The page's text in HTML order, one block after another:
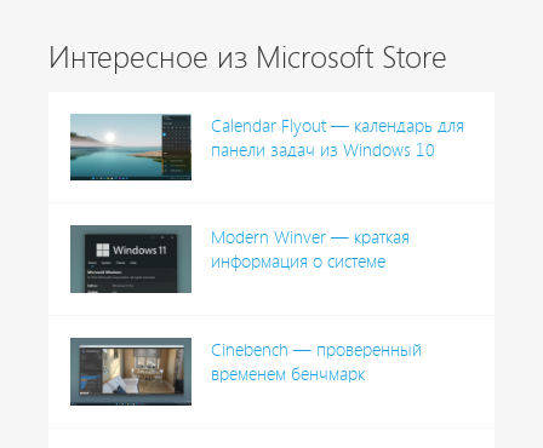
Интересное из Microsoft Store
Calendar Flyout — календарь для
панели задач из Windows 10
Modern Winver — краткая
информация о системе
Cinebench — проверенный
временем бенчмарк